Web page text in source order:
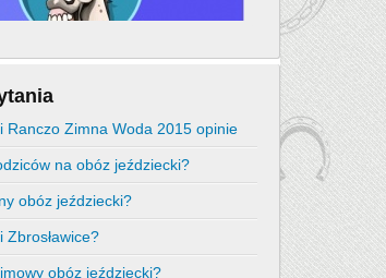
Ranczo Zimna Woda 2015 opinie
na obóz jeździecki?
obóz jeździecki?
Zbrosławice?
obóz jeździecki?